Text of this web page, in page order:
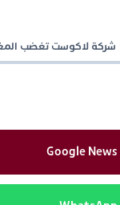
شركة لاكوست تغضب